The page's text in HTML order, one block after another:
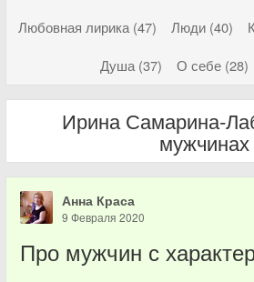
Любовная лирика (47)
Люди (40)
Душа (37)
О себе (28)
Ирина Самарина-
мужчинах
Анна Краса
9 Февраля 2020
Про мужчин с